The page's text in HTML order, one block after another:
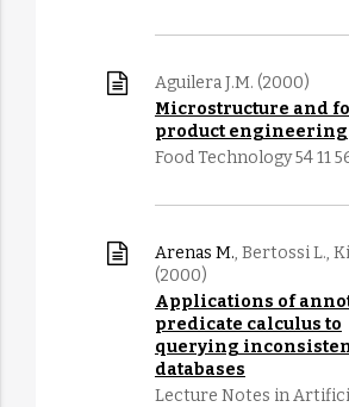
Aguilera J.M. (2000)
Microstructure and
product engineering
Food Technology 54 11
Arenas M., Bertossi L.,
(2000)
Applications of
predicate calculus to
querying
databases
Lecture Notes in